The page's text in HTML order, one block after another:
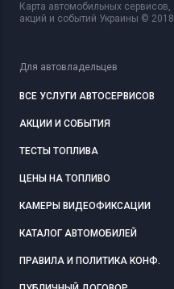
Карта автомобильных сервисов,
акций и событий Украины ©
Для автовладельцев
ВСЕ УСЛУГИ АВТОСЕРВИСОВ
АКЦИИ И СОБЫТИЯ
ТЕСТЫ ТОПЛИВА
ЦЕНЫ НА ТОПЛИВО
КАМЕРЫ ВИДЕОФИКСАЦИИ
КАТАЛОГ АВТОМОБИЛЕЙ
ПРАВИЛА И ПОЛИТИКА КОНФ.